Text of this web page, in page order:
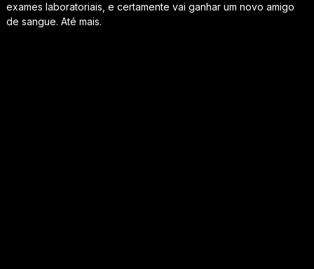
exames laboratoriais, e certamente vai ganhar um novo amigo
de sangue. Até mais.